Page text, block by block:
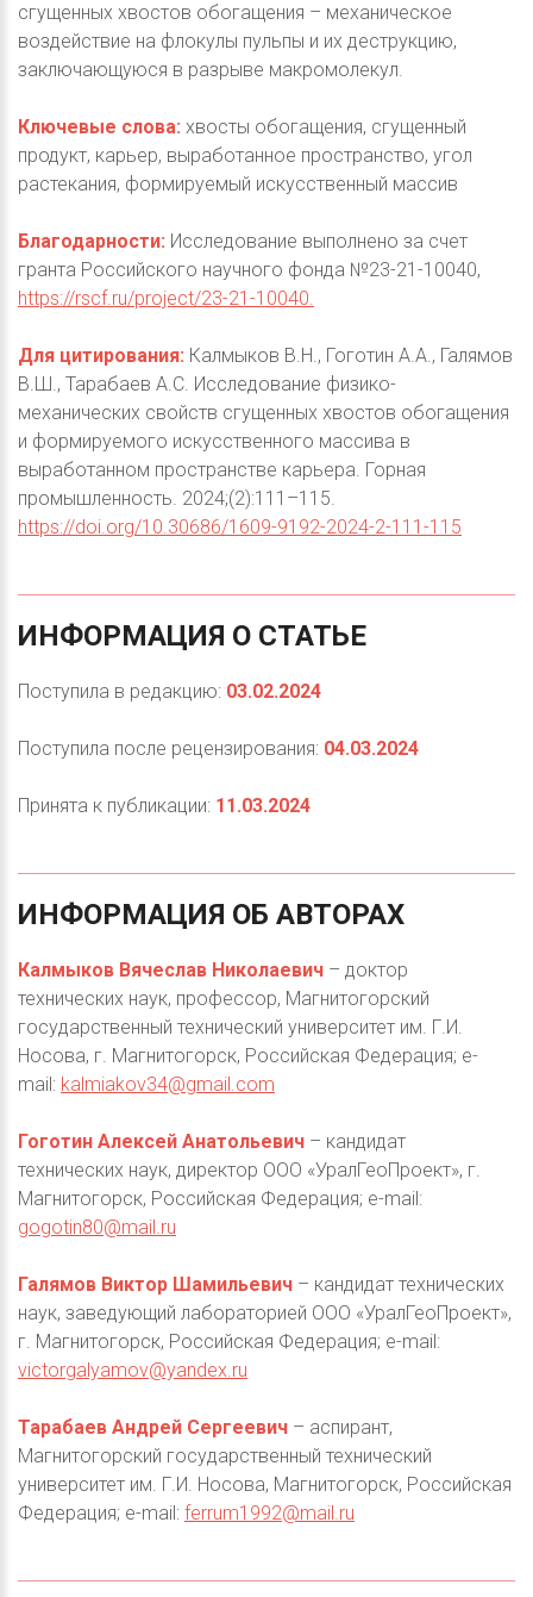
сгущенных хвостов обогащения – механическое
воздействие на флокулы пульпы и их деструкцию,
заключающуюся в разрыве макромолекул.
Ключевые слова: хвосты обогащения, сгущенный
продукт, карьер, выработанное пространство, угол
растекания, формируемый искусственный массив
Благодарности: Исследование выполнено за счет
гранта Российского научного фонда №23-21-10040,
https://rscf.ru/project/23-21-10040.
Для цитирования: Калмыков В.Н., Гоготин А.А., Галямов
В.Ш., Тарабаев А.С. Исследование физико-
механических свойств сгущенных хвостов обогащения
и формируемого искусственного массива в
выработанном пространстве карьера. Горная
промышленность. 2024;(2):111–115.
https://doi.org/10.30686/1609-9192-2024-2-111-115
ИНФОРМАЦИЯ О СТАТЬЕ
Поступила в редакцию: 03.02.2024
Поступила после рецензирования: 04.03.2024
Принята к публикации: 11.03.2024
ИНФОРМАЦИЯ ОБ АВТОРАХ
Калмыков Вячеслав Николаевич – доктор
технических наук, профессор, Магнитогорский
государственный технический университет им. Г.И.
Носова, г. Магнитогорск, Российская Федерация; e-
mail: kalmiakov34@gmail.com
Гоготин Алексей Анатольевич – кандидат
технических наук, директор ООО «УралГеоПроект», г.
Магнитогорск, Российская Федерация; e-mail:
gogotin80@mail.ru
Галямов Виктор Шамильевич – кандидат технических
наук, заведующий лабораторией ООО «УралГеоПроект»,
г. Магнитогорск, Российская Федерация; e-mail:
victorgalyamov@yandex.ru
Тарабаев Андрей Сергеевич – аспирант,
Магнитогорский государственный технический
университет им. Г.И. Носова, Магнитогорск, Российская
Федерация; e-mail: ferrum1992@mail.ru